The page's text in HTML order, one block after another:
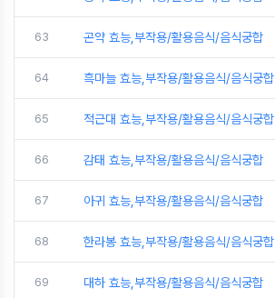
63 곤약 효능,부작용/활용음식/음식궁합
64 흑마늘 효능,부작용/활용음식/음식궁합
65 적근대 효능,부작용/활용음식/음식궁합
66 감태 효능,부작용/활용음식/음식궁합
67 아귀 효능,부작용/활용음식/음식궁합
68 한라봉 효능,부작용/활용음식/음식궁합
69 대하 효능,부작용/활용음식/음식궁합